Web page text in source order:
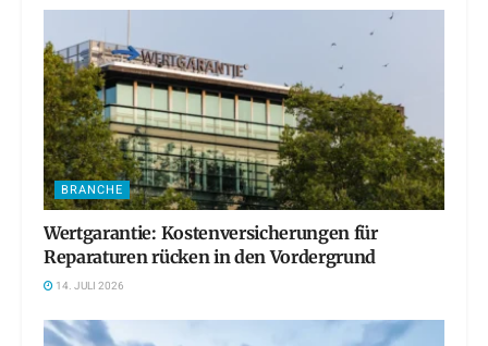
BRANCHE
Wertgarantie: Kostenversicherungen für
Reparaturen rücken in den Vordergrund
14. JULI 2026